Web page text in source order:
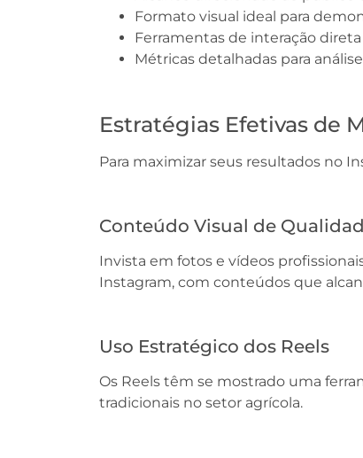
Formato visual ideal para
Ferramentas de interação
Métricas detalhadas para
Estratégias Efetivas de
Para maximizar seus resultados no
Conteúdo Visual de
Invista em fotos e vídeos
Instagram, com conteúdos que
Uso Estratégico dos Reels
Os Reels têm se mostrado uma
tradicionais no setor agrícola.